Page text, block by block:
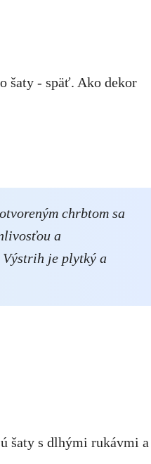
šaty - späť. Ako dekor
chrbtom sa
a
Výstrih je plytký a
šaty s dlhými rukávmi a